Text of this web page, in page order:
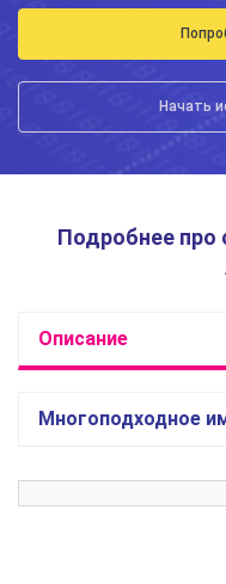
Начать
Подробнее про
Описание
Многоподходное